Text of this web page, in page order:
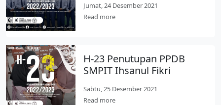
Jumat, 24 Desember 2021
Read more
H-23 Penutupan PPDB
SMPIT Ihsanul Fikri
Sabtu, 25 Desember 2021
Read more